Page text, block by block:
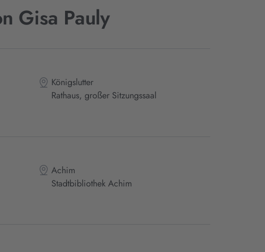
Gisa Pauly
Königslutter
Rathaus, großer Sitzungssaal
Achim
Stadtbibliothek Achim